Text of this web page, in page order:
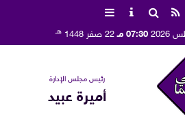
07:30 مـ 22 صفر 1448 هـ
رئيس مجلس الإدارة
أميرة عبيد